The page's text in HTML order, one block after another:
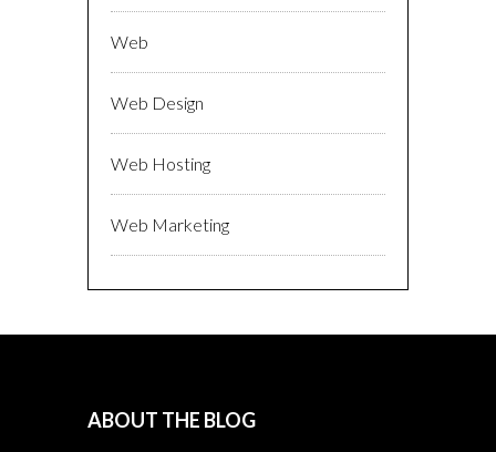
Web
Web Design
Web Hosting
Web Marketing
ABOUT THE BLOG